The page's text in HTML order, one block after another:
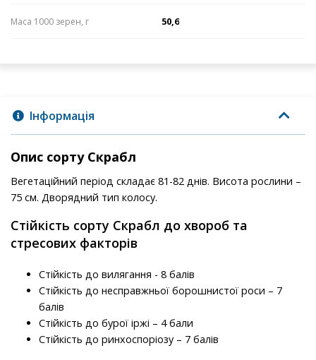
Маса 1000 зерен, г 50,6
Інформація
Опис сорту Скрабл
Вегетаційний період складає 81-82 днів. Висота рослини –
75 см. Дворядний тип колосу.
Стійкість сорту Скрабл до хвороб та
стресових факторів
Стійкість до вилягання - 8 балів
Стійкість до несправжньої борошнистої роси – 7
балів
Стійкість до бурої іржі – 4 бали
Стійкість до ринхоспоріозу – 7 балів